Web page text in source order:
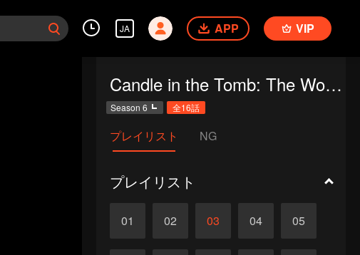
JA APP VIP
Candle in the Tomb: The Worm Valley
Season 6 全16話
プレイリスト NG
プレイリスト
01 02 03 04 05